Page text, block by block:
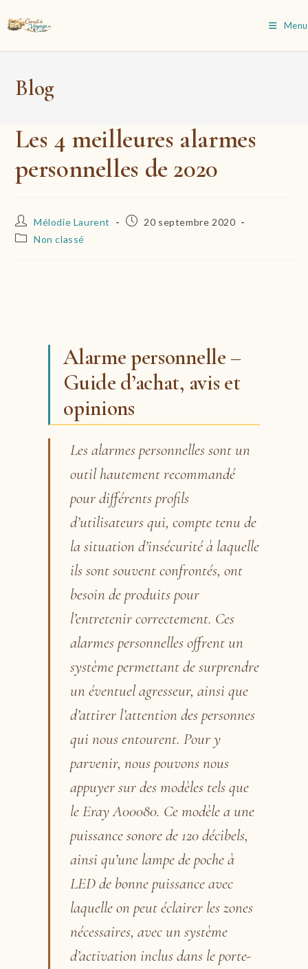
to
Menu
Blog
Les 4 meilleures alarmes
personnelles de 2020
Auteur/autrice
de
Mélodie Laurent
Publication
20 septembre 2020
PostNon classé
Alarme personnelle –
Guide d’achat, avis et
opinions
Les alarmes personnelles sont un
outil hautement recommandé
pour différents profils
d’utilisateurs qui, compte tenu de
la situation d’insécurité à laquelle
ils sont souvent confrontés, ont
besoin de produits pour
l’entretenir correctement. Ces
alarmes personnelles offrent un
système permettant de surprendre
un éventuel agresseur, ainsi que
d’attirer l’attention des personnes
qui nous entourent. Pour y
parvenir, nous pouvons nous
appuyer sur des modèles tels que
le Eray A00080. Ce modèle a une
puissance sonore de 120 décibels,
ainsi qu’une lampe de poche à
LED de bonne puissance avec
laquelle on peut éclairer les zones
nécessaires, avec un système
d’activation inclus dans le porte-